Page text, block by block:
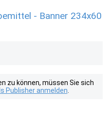
- Banner 234x60
zu können, müssen Sie sich
Publisher anmelden